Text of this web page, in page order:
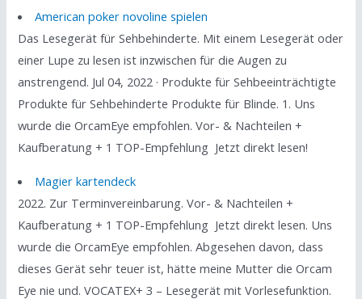
American poker novoline spielen
Das Lesegerät für Sehbehinderte. Mit einem Lesegerät oder
einer Lupe zu lesen ist inzwischen für die Augen zu
anstrengend. Jul 04, 2022 · Produkte für Sehbeeinträchtigte
Produkte für Sehbehinderte Produkte für Blinde. 1. Uns
wurde die OrcamEye empfohlen. Vor- & Nachteilen +
Kaufberatung + 1 TOP-Empfehlung ️ Jetzt direkt lesen!
Magier kartendeck
2022. Zur Terminvereinbarung. Vor- & Nachteilen +
Kaufberatung + 1 TOP-Empfehlung ️ Jetzt direkt lesen. Uns
wurde die OrcamEye empfohlen. Abgesehen davon, dass
dieses Gerät sehr teuer ist, hätte meine Mutter die Orcam
Eye nie und. VOCATEX+ 3 – Lesegerät mit Vorlesefunktion.